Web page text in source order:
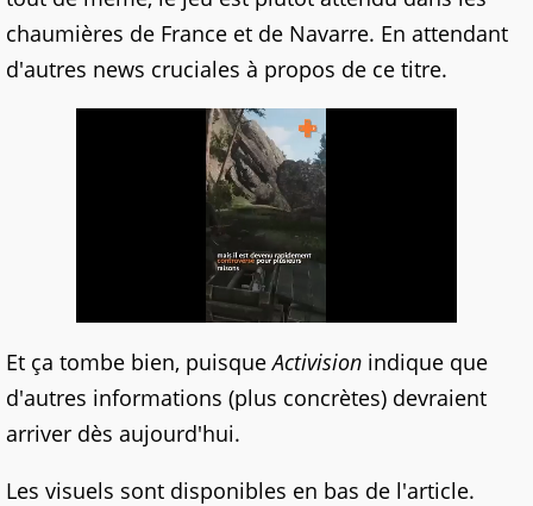
chaumières de France et de Navarre. En attendant
d'autres news cruciales à propos de ce titre.
Et ça tombe bien, puisqueActivision indique que
d'autres informations (plus concrètes) devraient
arriver dès aujourd'hui.
Les visuels sont disponibles en bas de l'article.